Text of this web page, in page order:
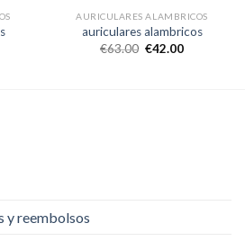
AURICULARES ALAMBRICOS
auriculares alambricos
€63.00 €42.00
y reembolsos